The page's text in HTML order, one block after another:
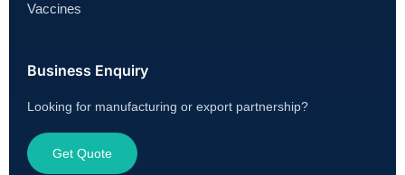
Vaccines
Business Enquiry
Looking for manufacturing or export partnership?
Get Quote